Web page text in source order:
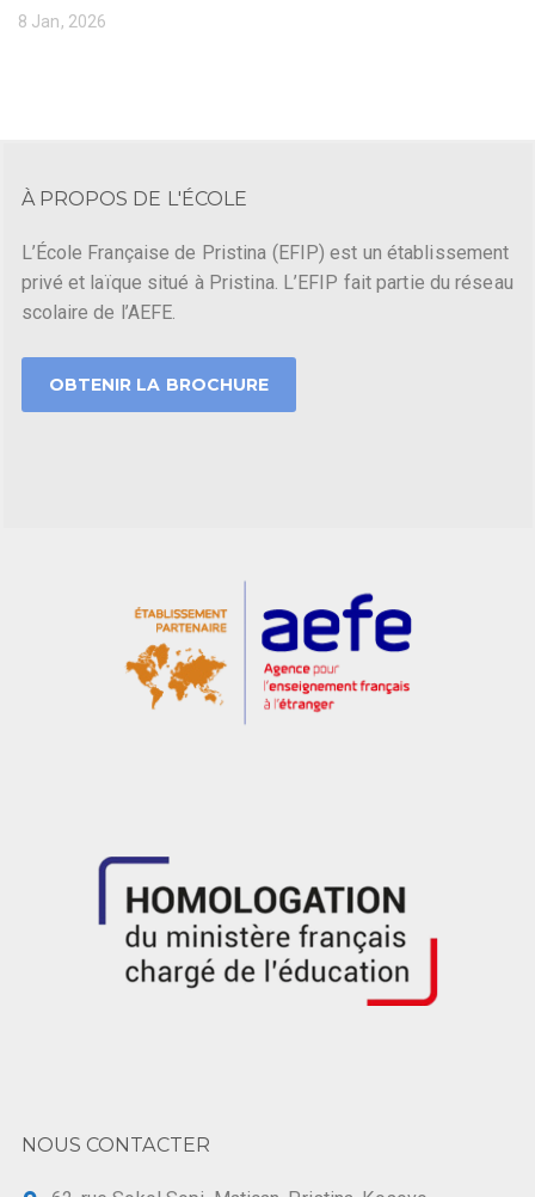
8 Jan, 2026
À PROPOS DE L'ÉCOLE
L’École Française de Pristina (EFIP) est un établissement
privé et laïque situé à Pristina. L’EFIP fait partie du réseau
scolaire de l’AEFE.
OBTENIR LA BROCHURE
NOUS CONTACTER